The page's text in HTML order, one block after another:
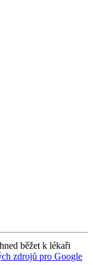
běžet k lékaři
zdrojů pro Google